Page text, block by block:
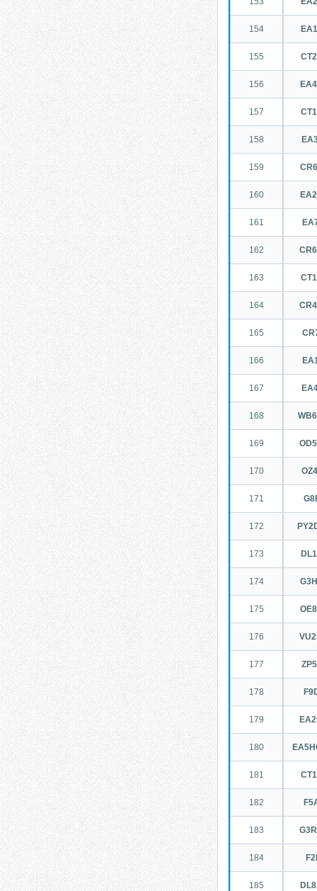
154
155
156
157
158
159
160
161
162
163
164
165
166
167
168
169
170
171
172
173
174
175
176
177
178
179
180
181
182
183
184
185